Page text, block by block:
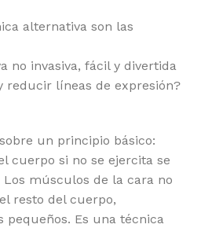
alternativa son las
no invasiva, fácil y divertida
reducir líneas de expresión?
un principio básico:
cuerpo si no se ejercita se
músculos de la cara no
resto del cuerpo,
pequeños. Es una técnica